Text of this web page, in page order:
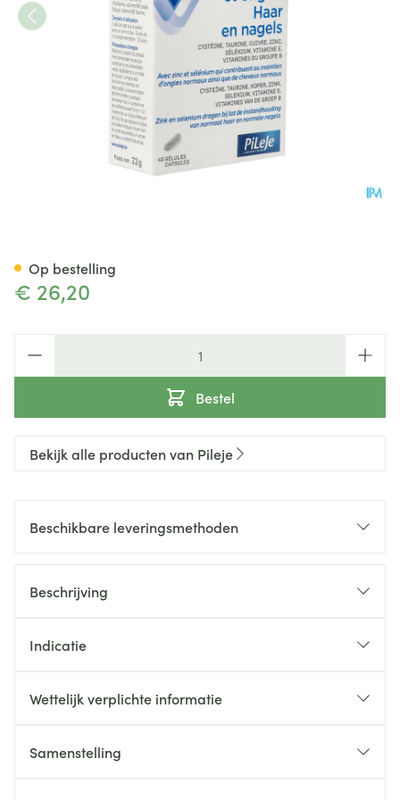
€ 26,20
Bestel
Op bestelling
Bekijk alle producten van Pileje
Beschikbare leveringsmethoden
Beschrijving
Indicatie
Wettelijk verplichte informatie
Samenstelling